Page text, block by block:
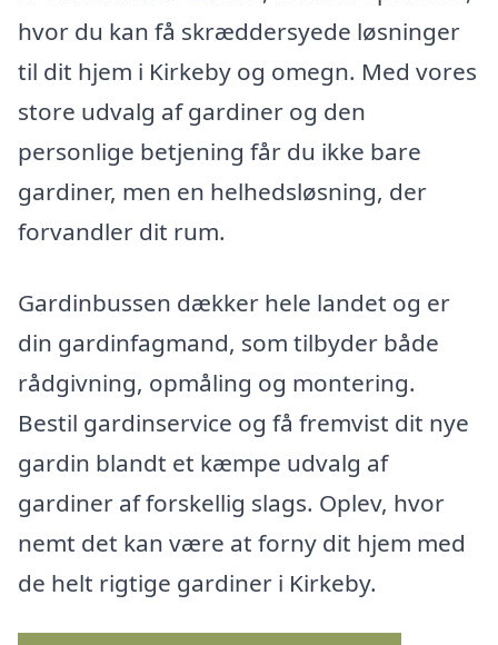
hvor du kan få skræddersyede løsninger
til dit hjem i Kirkeby og omegn. Med vores
store udvalg af gardiner og den
personlige betjening får du ikke bare
gardiner, men en helhedsløsning, der
forvandler dit rum.
Gardinbussen dækker hele landet og er
din gardinfagmand, som tilbyder både
rådgivning, opmåling og montering.
Bestil gardinservice og få fremvist dit nye
gardin blandt et kæmpe udvalg af
gardiner af forskellig slags. Oplev, hvor
nemt det kan være at forny dit hjem med
de helt rigtige gardiner i Kirkeby.